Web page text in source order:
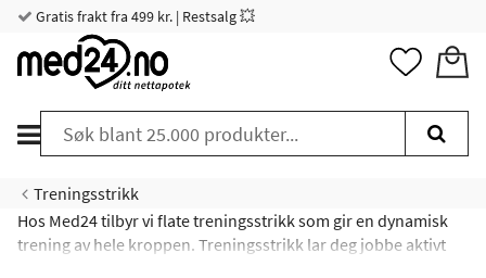
Gratis frakt fra 499 kr. | Restsalg 💥
Treningsstrikk
Hos Med24 tilbyr vi flate treningsstrikk som gir en dynamisk
trening av hele kroppen. Treningsstrikk lar deg jobbe aktivt